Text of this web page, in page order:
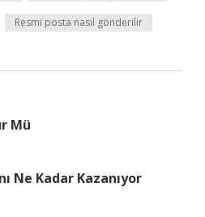
Resmi posta nasıl gönderilir
Mü
Ne Kadar Kazanıyor